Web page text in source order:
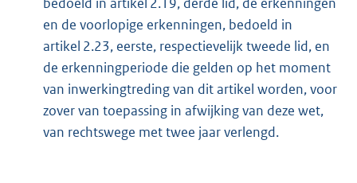
en de voorlopige erkenningen, bedoeld in
artikel 2.23, eerste, respectievelijk tweede lid, en
de erkenningperiode die gelden op het moment
van inwerkingtreding van dit artikel worden, voor
zover van toepassing in afwijking van deze wet,
van rechtswege met twee jaar verlengd.